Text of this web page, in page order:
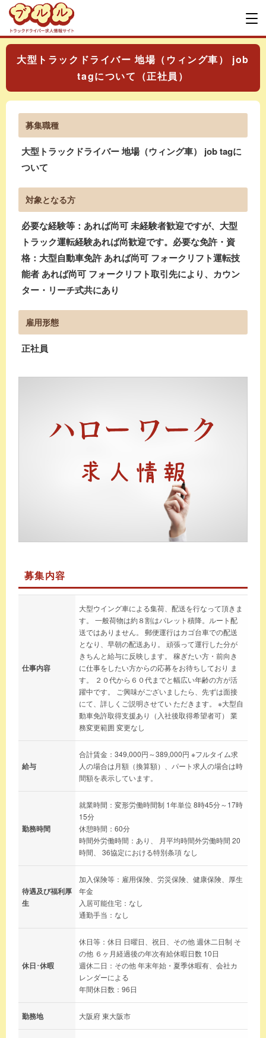
大型トラックドライバー 地場（ウィング車） job
tagについて（正社員）
募集職種
大型トラックドライバー 地場（ウィング車） job tagに
ついて
対象となる方
必要な経験等：あれば尚可 未経験者歓迎ですが、大型
トラック運転経験あれば尚歓迎です。必要な免許・資
格：大型自動車免許 あれば尚可 フォークリフト運転技
能者 あれば尚可 フォークリフト取引先により、カウン
ター・リーチ式共にあり
雇用形態
正社員
募集内容
仕事内容
大型ウイング車による集荷、配送を行なって頂きま
す。 一般荷物は約８割はパレット積降。ルート配
送ではありません。 郵便運行はカゴ台車での配送
となり、早朝の配送あり。 頑張って運行した分が
きちんと給与に反映します。 稼ぎたい方・前向き
に仕事をしたい方からの応募をお待ちしており ま
す。 ２０代から６０代までと幅広い年齢の方が活
躍中です。 ご興味がございましたら、先ずは面接
にて、詳しくご説明させてい ただきます。 ※大型自
動車免許取得支援あり（入社後取得希望者可） 業
務変更範囲 変更なし
給与
合計賃金：349,000円～389,000円 ※フルタイム求
人の場合は月額（換算額）、パート求人の場合は時
間額を表示しています。
勤務時間
就業時間：変形労働時間制 1年単位 8時45分～17時
15分
休憩時間：60分
時間外労働時間：あり、 月平均時間外労働時間 20
時間、 36協定における特別条項 なし
待遇及び福利厚
生
加入保険等：雇用保険、労災保険、健康保険、厚生
年金
入居可能住宅：なし
通勤手当：なし
休日･休暇
休日等：休日 日曜日、祝日、その他 週休二日制 そ
の他 ６ヶ月経過後の年次有給休暇日数 10日
週休二日：その他 年末年始・夏季休暇有、会社カ
レンダーによる
年間休日数：96日
勤務地 大阪府 東大阪市